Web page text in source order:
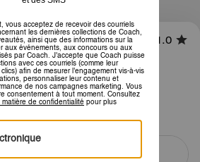
1/2
en Coton Bio 1.0
ACHETER MAINTENANT